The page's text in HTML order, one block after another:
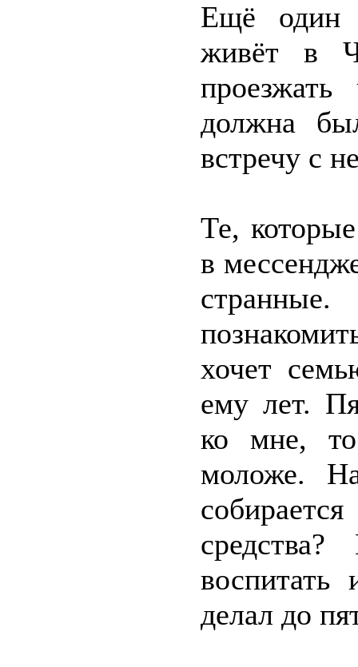
Ещё один
живёт в
должна
встречу с
Те,
в
хочет
ему лет.
ко мне,
моложе.
делал до